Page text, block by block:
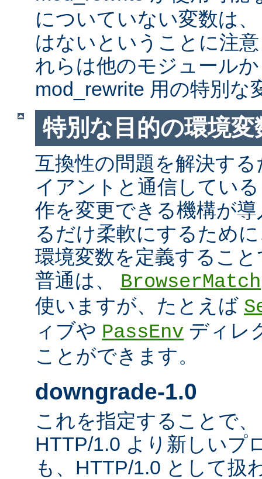
についていない変数は
はないということに注
れらは他のモジュール
mod_rewrite 用の特別な
特別な目的の環境変
互換性の問題を解決す
イアントと通信してい
作を変更できる機構が
るだけ柔軟にするため
環境変数を定義するこ
普通は、 BrowserMatch
使いますが、たとえば
ィブや PassEnv ディレ
ことができます。
downgrade-1.0
これを指定することで
HTTP/1.0 より新しいプ
も、HTTP/1.0 として扱